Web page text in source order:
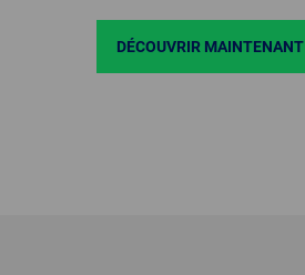
DÉCOUVRIR MAINTENANT